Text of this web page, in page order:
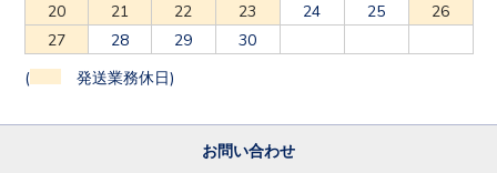
20
21 22 23 24 25
26
27
28 29 30
( 発送業務休日)
お問い合わせ